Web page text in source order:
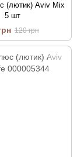
(лютик) Aviv Mix
5 шт
120 грн